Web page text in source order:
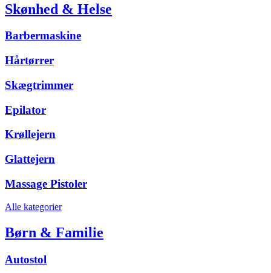
Skønhed & Helse
Barbermaskine
Hårtørrer
Skægtrimmer
Epilator
Krøllejern
Glattejern
Massage Pistoler
Alle kategorier
Børn & Familie
Autostol